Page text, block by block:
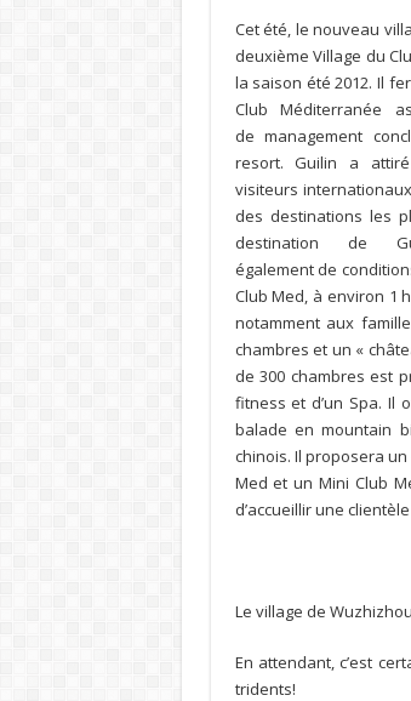
Cet été, le nouveau
deuxième Village du
la saison été 2012. Il
Club Méditerranée
de management
resort. Guilin a
visiteurs
des destinations les
destination de
également de
Club Med, à environ 1
notamment aux
chambres et un «
de 300 chambres est
fitness et d’un Spa. Il
balade en mountain
chinois. Il proposera
Med et un Mini Club
d’accueillir une
Le village de
En attendant, c’est
tridents!